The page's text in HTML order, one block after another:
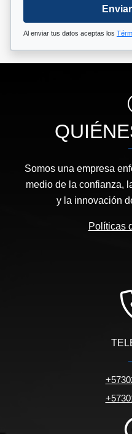
Al enviar tus datos aceptas los
Somos una empresa
medio de la confianza,
y la innovación
Políticas